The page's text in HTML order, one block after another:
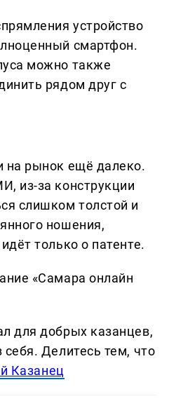
устройство
смартфон.
можно также
рядом друг с
на рынок ещё далеко.
из-за конструкции
слишком толстой и
ношения,
только о патенте.
«Самара онлайн
для добрых казанцев,
Делитеcь тем, что
Казанец